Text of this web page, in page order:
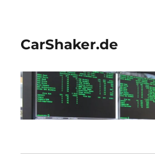
CarShaker.de